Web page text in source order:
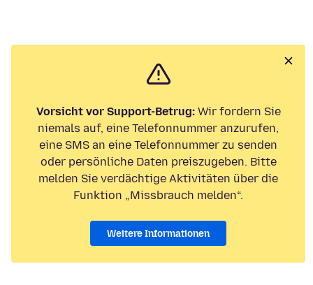
Vorsicht vor Support-Betrug:Wir fordern Sie
niemals auf, eine Telefonnummer anzurufen,
eine SMS an eine Telefonnummer zu senden
oder persönliche Daten preiszugeben. Bitte
melden Sie verdächtige Aktivitäten über die
Funktion „Missbrauch melden“.
Weitere Informationen